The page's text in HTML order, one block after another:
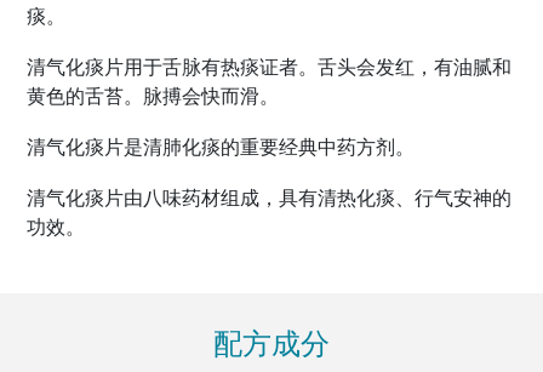
痰。
清气化痰片用于舌脉有热痰证者。舌头会发红，有油腻和
黄色的舌苔。脉搏会快而滑。
清气化痰片是清肺化痰的重要经典中药方剂。
清气化痰片由八味药材组成，具有清热化痰、行气安神的
功效。
配方成分